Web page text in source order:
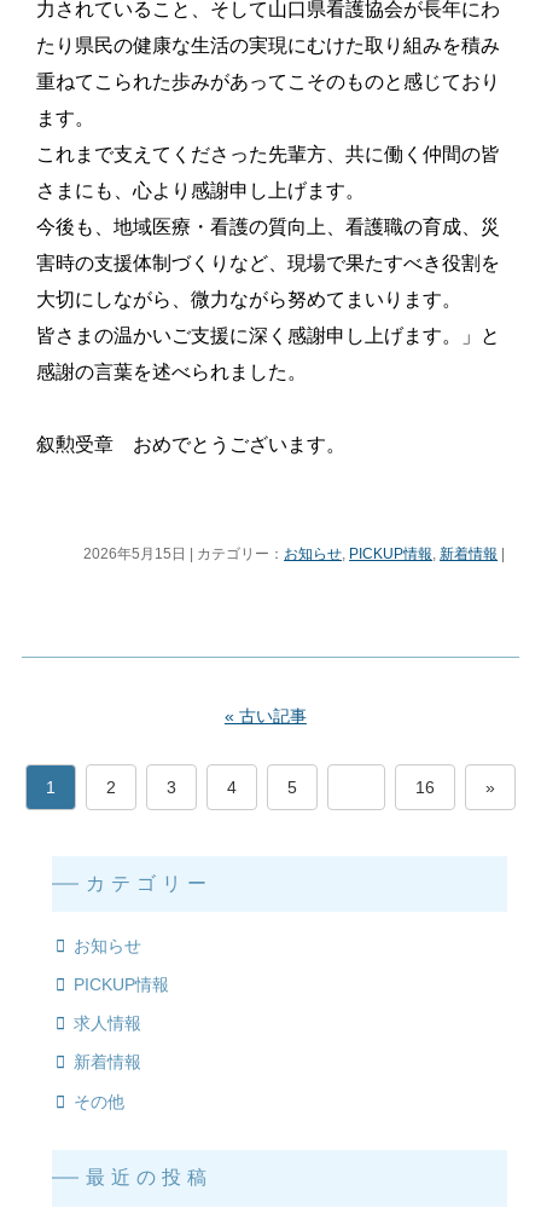
力されていること、そして山口県看護協会が長年にわ
たり県民の健康な生活の実現にむけた取り組みを積み
重ねてこられた歩みがあってこそのものと感じており
ます。
これまで支えてくださった先輩方、共に働く仲間の皆
さまにも、心より感謝申し上げます。
今後も、地域医療・看護の質向上、看護職の育成、災
害時の支援体制づくりなど、現場で果たすべき役割を
大切にしながら、微力ながら努めてまいります。
皆さまの温かいご支援に深く感謝申し上げます。」と
感謝の言葉を述べられました。
叙勲受章 おめでとうございます。
2026年5月15日 | カテゴリー： お知らせ PICKUP情報 ,新着情報 |
« 古い記事
1 2 3 4 5 16 »
カテゴリー
お知らせ
PICKUP情報
求人情報
新着情報
その他
最近の投稿